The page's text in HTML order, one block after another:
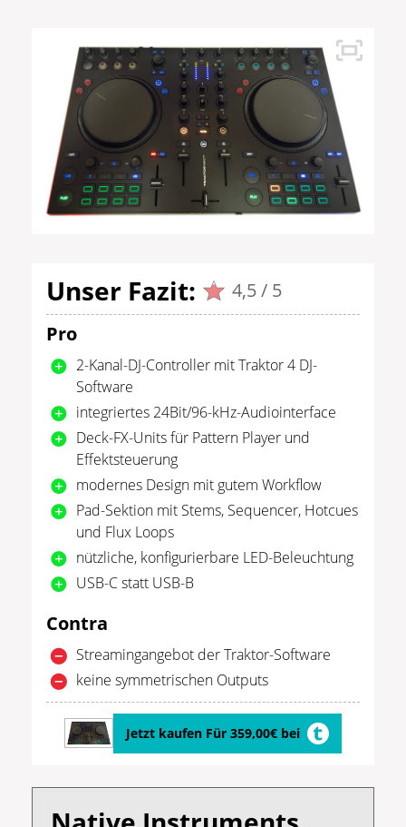
Unser Fazit:
4,5 / 5
Pro
2-Kanal-DJ-Controller mit Traktor 4 DJ-
Software
integriertes 24Bit/96-kHz-Audiointerface
Deck-FX-Units für Pattern Player und
Effektsteuerung
modernes Design mit gutem Workflow
Pad-Sektion mit Stems, Sequencer, Hotcues
und Flux Loops
nützliche, konfigurierbare LED-Beleuchtung
USB-C statt USB-B
Contra
Streamingangebot der Traktor-Software
keine symmetrischen Outputs
Jetzt kaufen Für 359,00€ bei